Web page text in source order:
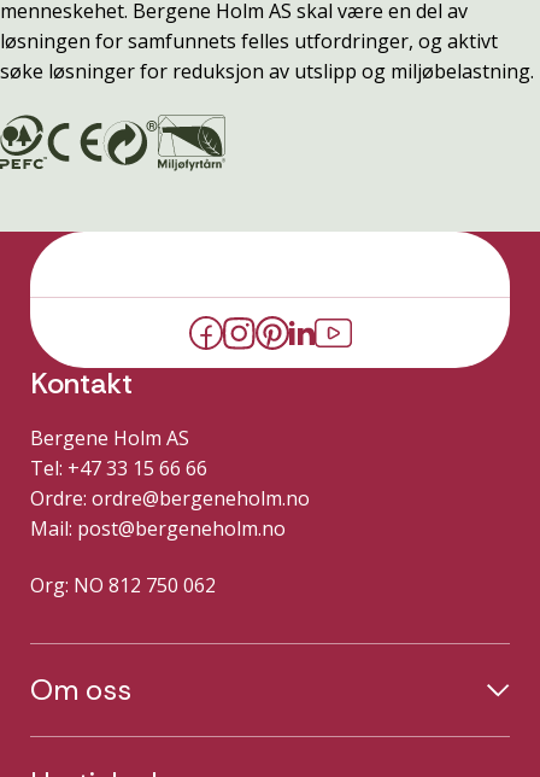
menneskehet. Bergene Holm AS skal være en del av
løsningen for samfunnets felles utfordringer, og aktivt
søke løsninger for reduksjon av utslipp og miljøbelastning.
Kontakt
Bergene Holm AS
Tel: +47 33 15 66 66
Ordre: ordre@bergeneholm.no
Mail: post@bergeneholm.no
Org: NO 812 750 062
Om oss